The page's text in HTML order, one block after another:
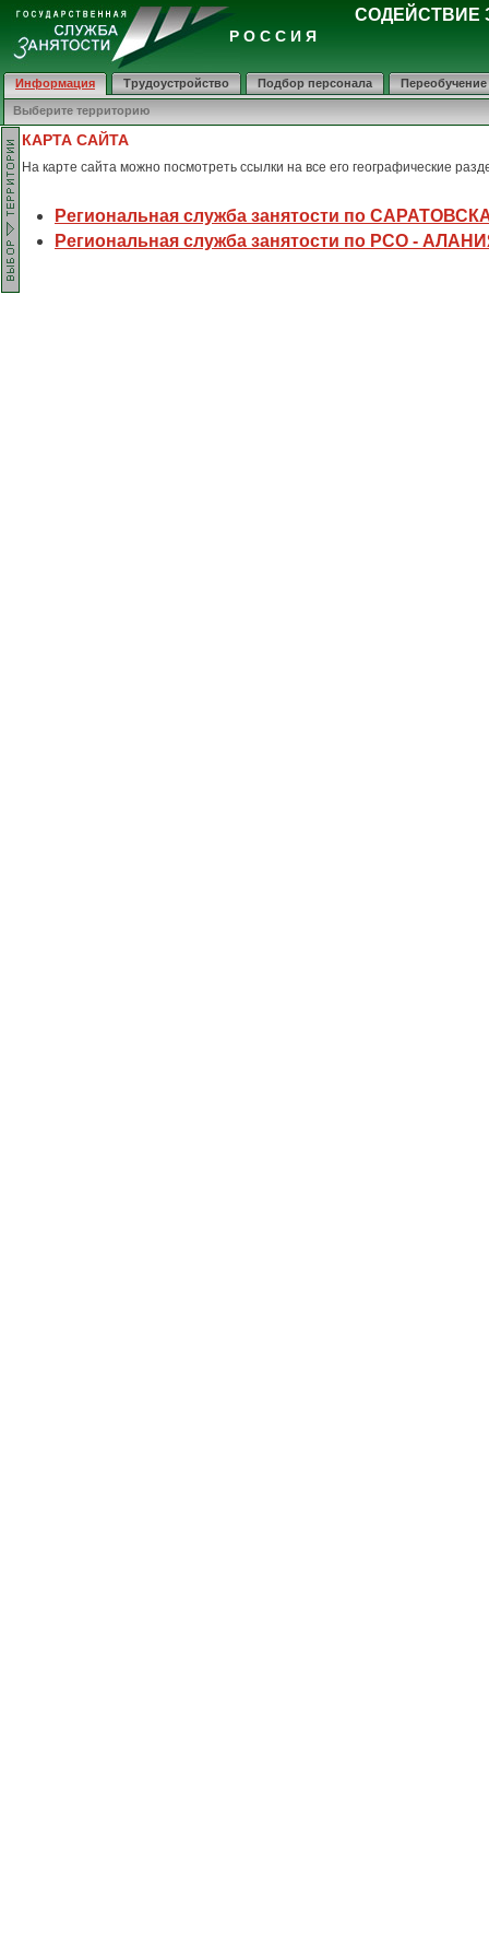
Информация Трудоустройство Подбор персонала Переобучение
Выберите территорию
СОДЕЙСТВИЕ
Р О С С И Я
КАРТА САЙТА
На карте сайта можно посмотреть ссылки на все его географические
Региональная служба занятости по
Региональная служба занятости по РСО -